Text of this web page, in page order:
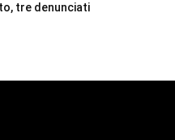
tre denunciati